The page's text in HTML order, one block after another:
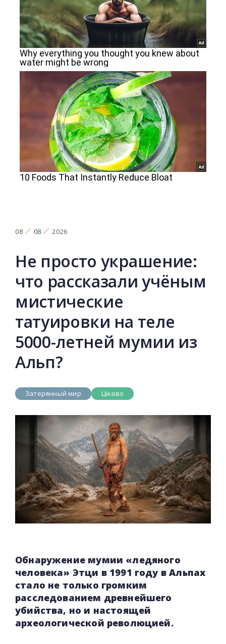
08 08 2026
Не просто украшение:
что рассказали учёным
мистические
татуировки на теле
5000-летней мумии из
Альп?
Затерянный мир Цікаво
Обнаружение мумии «ледяного
человека» Этци в 1991 году в Альпах
стало не только громким
расследованием древнейшего
убийства, но и настоящей
археологической революцией.